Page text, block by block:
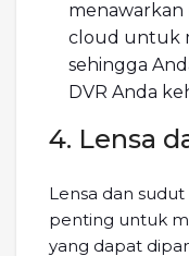
menawarkan
cloud untuk
sehingga
DVR Anda
4. Lensa
Lensa dan
penting untuk
yang dapat